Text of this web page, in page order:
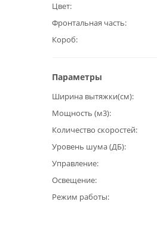
Цвет
Фронтальная часть
Короб
Параметры
Ширина вытяжки(см)
Мощность (м3)
Количество скоростей
Уровень шума (ДБ)
Управление
Освещение
Режим работы